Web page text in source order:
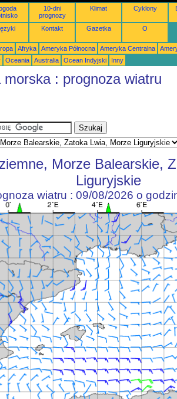
10-dni
prognozy
Klimat Cyklony
Kontakt Gazetka O
Afryka Ameryka Północna Ameryka Centralna
Oceania Australia Ocean Indyjski Inny
morska : prognoza wiatru
Morze Balearskie,
Liguryjskie
wiatru : 09/08/2026 o